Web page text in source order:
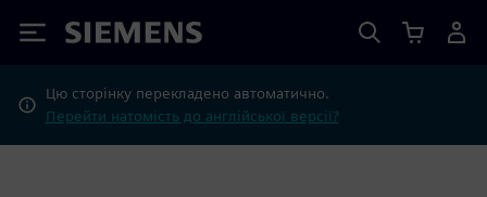
Siemens
Цю сторінку перекладено автоматично.
Перейти натомість до англійської версії?